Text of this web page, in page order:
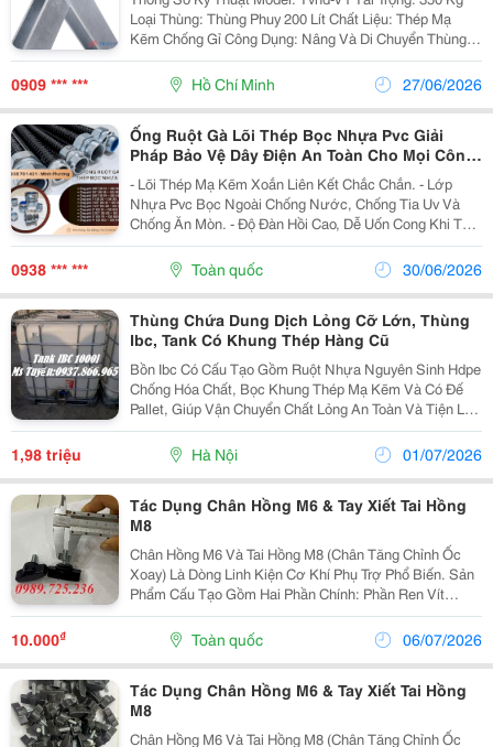
Loại Thùng: Thùng Phuy 200 Lít Chất Liệu: Thép Mạ
Kẽm Chống Gỉ Công Dụng: Nâng Và Di Chuyển Thùng
Phuy Ưu Điểm Nổi Bật ✔ Kết Cấu Chắc Chắn, Độ Bền
Cao. ✔ Dễ Dàng Thao Tác Và Sử...
0909 *** *** Hồ Chí Minh 27/06/2026
Ống Ruột Gà Lõi Thép Bọc Nhựa Pvc Giải
Pháp Bảo Vệ Dây Điện An Toàn Cho Mọi Công
Trình
- Lõi Thép Mạ Kẽm Xoắn Liên Kết Chắc Chắn. - Lớp
Nhựa Pvc Bọc Ngoài Chống Nước, Chống Tia Uv Và
Chống Ăn Mòn. - Độ Đàn Hồi Cao, Dễ Uốn Cong Khi Thi
Công. - Quy Cách : + Ống Phi 3/8″ (Id 13 &Ndash; Od
16) + Ống Phi 1/2″ (Id 16...
0938 *** *** Toàn quốc 30/06/2026
Thùng Chứa Dung Dịch Lỏng Cỡ Lớn, Thùng
Ibc, Tank Có Khung Thép Hàng Cũ
Bồn Ibc Có Cấu Tạo Gồm Ruột Nhựa Nguyên Sinh Hdpe
Chống Hóa Chất, Bọc Khung Thép Mạ Kẽm Và Có Đế
Pallet, Giúp Vận Chuyển Chất Lỏng An Toàn Và Tiện Lợi
Hotline/Zalo: 0937.866.965 Thông Số Kĩ Thuật &Ndash;
Miệng Bồn: Đường Kính 150Mm, Có Nắp Vặn ...
1,98 triệu Hà Nội 01/07/2026
Tác Dụng Chân Hồng M6 & Tay Xiết Tai Hồng
M8
Chân Hồng M6 Và Tai Hồng M8 (Chân Tăng Chỉnh Ốc
Xoay) Là Dòng Linh Kiện Cơ Khí Phụ Trợ Phổ Biến. Sản
Phẩm Cấu Tạo Gồm Hai Phần Chính: Phần Ren Vít
(M6/M8): Làm Từ Hợp Kim Thép Mạ Kẽm Hoặc Inox
Chống Gỉ Sét, Chịu Lực Kéo Lớn. Phần Núm Xoay...
10.000₫ Toàn quốc 06/07/2026
Tác Dụng Chân Hồng M6 & Tay Xiết Tai Hồng
M8
Chân Hồng M6 Và Tai Hồng M8 (Chân Tăng Chỉnh Ốc